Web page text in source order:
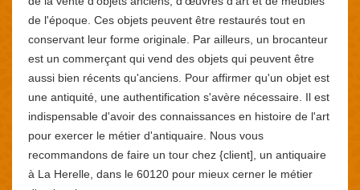
de l'époque. Ces objets peuvent être restaurés tout en
conservant leur forme originale. Par ailleurs, un brocanteur
est un commerçant qui vend des objets qui peuvent être
aussi bien récents qu'anciens. Pour affirmer qu'un objet est
une antiquité, une authentification s'avère nécessaire. Il est
indispensable d'avoir des connaissances en histoire de l'art
pour exercer le métier d'antiquaire. Nous vous
recommandons de faire un tour chez {client], un antiquaire
à La Herelle, dans le 60120 pour mieux cerner le métier